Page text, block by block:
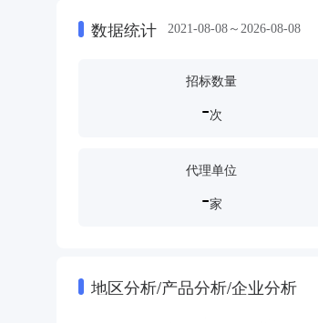
数据统计 2021-08-08～2026-08-08
招标数量
-次
代理单位
-家
地区分析/产品分析/企业分析